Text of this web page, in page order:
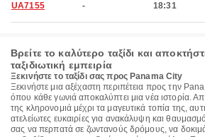
UA7155 - 18:31
Βρείτε το καλύτερο ταξίδι και
ταξιδιωτική εμπειρία
Ξεκινήστε το ταξίδι σας προς Panama City
Ξεκινήστε μια αξέχαστη περιπέτεια προς την
όπου κάθε γωνιά αποκαλύπτει μια νέα ιστορία.
της κληρονομιά μέχρι τα μαγευτικά τοπία της,
ατελείωτες ευκαιρίες για ανακάλυψη και
σας να περπατά σε ζωντανούς δρόμους, να